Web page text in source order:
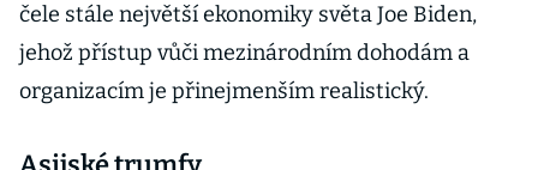
čele stále největší ekonomiky světa Joe Biden,
jehož přístup vůči mezinárodním dohodám a
organizacím je přinejmenším realistický.